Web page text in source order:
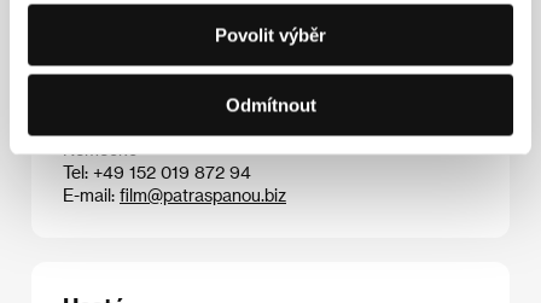
Povolit výběr
Odmítnout
Kontakty
Tel: +49 152 019 872 94
E-mail: film@patraspanou.biz